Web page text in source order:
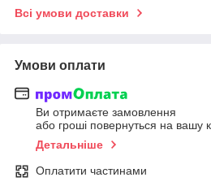
Всі умови доставки
Умови оплати
Ви отримаєте замовлення
або гроші повернуться на вашу
Детальніше
Оплатити частинами